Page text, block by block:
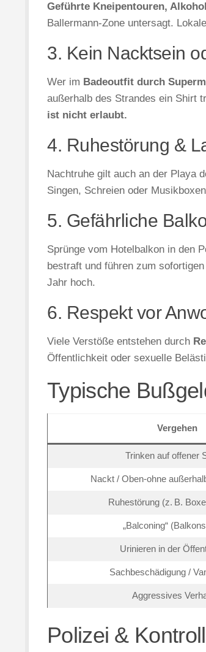
Geführte Kneipentouren,
Ballermann-Zone untersagt.
3. Kein Nacktsein
Wer im Badeoutfit durch
außerhalb des Strandes ein Shirt
ist nicht erlaubt.
4. Ruhestörung &
Nachtruhe gilt auch an der Playa
Singen, Schreien oder
5. Gefährliche
Sprünge vom Hotelbalkon in den
bestraft und führen zum
Jahr hoch.
6. Respekt vor
Viele Verstöße entstehen durch
Öffentlichkeit oder sexuelle
Typische
Vergehen
Trinken auf offener
Nackt / Oben-ohne
Ruhestörung (z. B.
„Balconing“
Urinieren in der
Sachbeschädigung /
Aggressives
Polizei &